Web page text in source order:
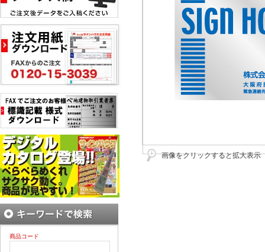
画像をクリックすると拡大表示
商品コード